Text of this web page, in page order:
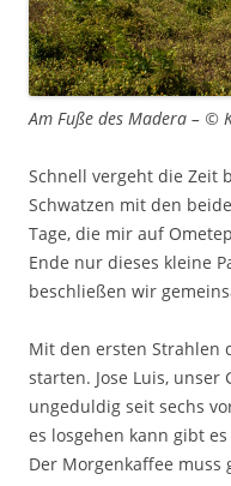
Am Fuße des Madera – ©
Schnell vergeht die Zeit
Schwatzen mit den
Tage, die mir auf
Ende nur dieses kleine
beschließen wir
Mit den ersten Strahlen
starten. Jose Luis, unser
ungeduldig seit sechs
es losgehen kann gibt
Der Morgenkaffee